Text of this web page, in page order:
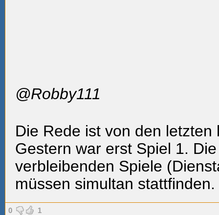
@Robby111
Die Rede ist von den letzten
Gestern war erst Spiel 1.
verbleibenden Spiele
müssen simultan stattfinden.
0 1